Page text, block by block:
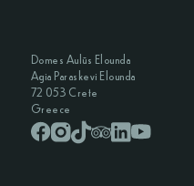
Domes Aulūs Elounda
Agia Paraskevi Elounda
72 053 Crete
Greece